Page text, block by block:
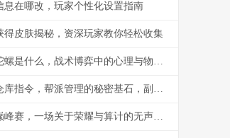
息在哪改，玩家个性化设置指南
得皮肤揭秘，资深玩家教你轻松收集
和平精英旋转陀螺是什么，战术博弈中的心理与物理轴心
我的世界黑帮仓库指令，帮派管理的秘密基石，副标题，指令构筑的地下秩序与财富堡垒
王者荣耀卡分巅峰赛，一场关于荣耀与算计的无声战争